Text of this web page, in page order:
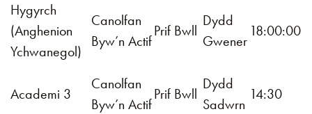
Hygyrch
(Anghenion
Ychwanegol)
Canolfan
Byw’n Actif
Prif Bwll
Dydd
Gwener
18:00:00
Academi 3
Canolfan
Byw’n Actif
Prif Bwll
Dydd
Sadwrn
14:30